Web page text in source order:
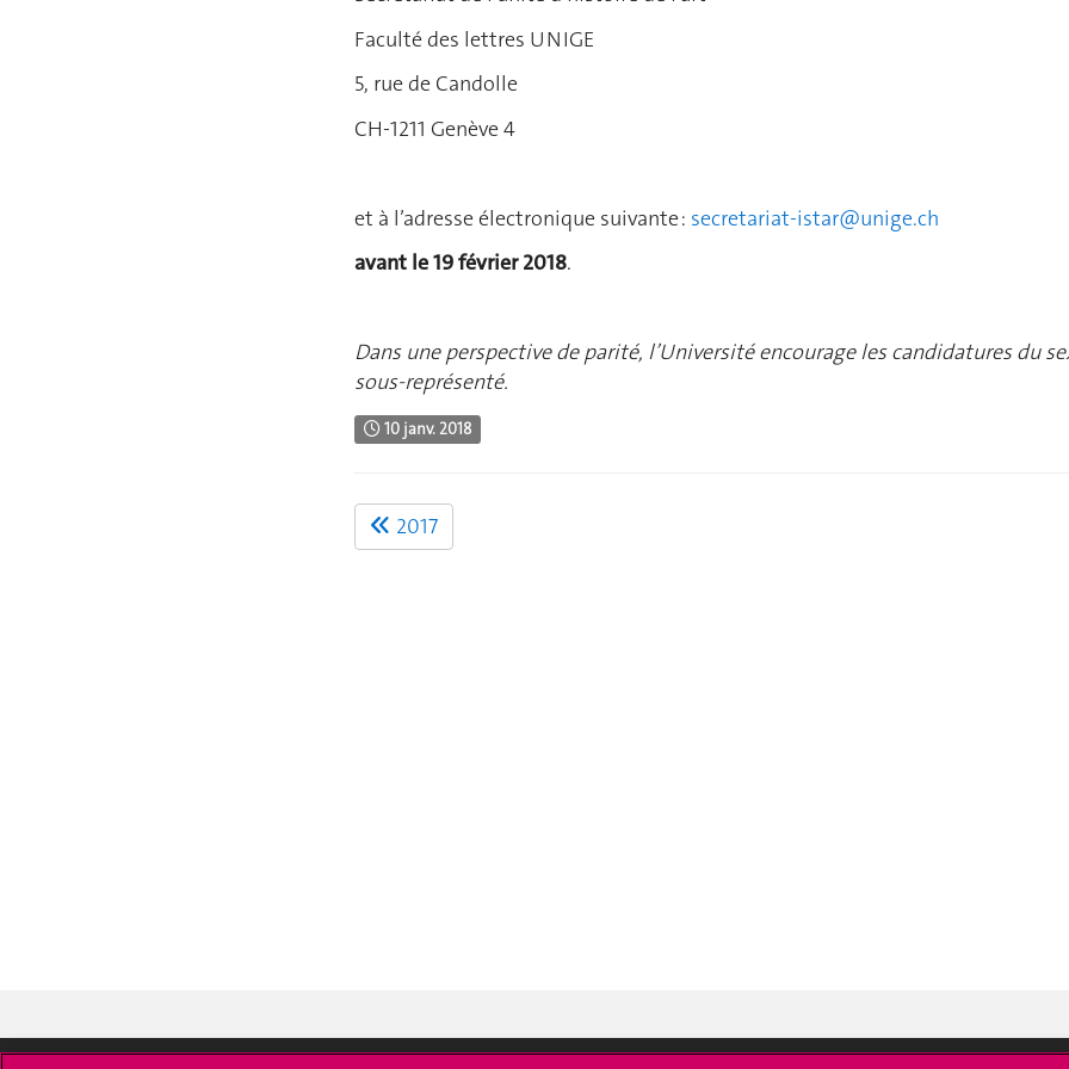
Faculté des lettres UNIGE
5, rue de Candolle
CH-1211 Genève 4
et à l’adresse électronique suivante : secretariat-istar@unige.ch
avant le 19 février 2018.
Dans une perspective de parité, l’Université encourage les candidatures du
sous-représenté.
10 janv. 2018
2017